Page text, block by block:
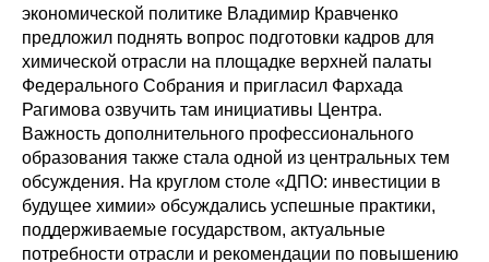
экономической политике Владимир Кравченко
предложил поднять вопрос подготовки кадров для
химической отрасли на площадке верхней палаты
Федерального Собрания и пригласил Фархада
Рагимова озвучить там инициативы Центра.
Важность дополнительного профессионального
образования также стала одной из центральных тем
обсуждения. На круглом столе «ДПО: инвестиции в
будущее химии» обсуждались успешные практики,
поддерживаемые государством, актуальные
потребности отрасли и рекомендации по повышению